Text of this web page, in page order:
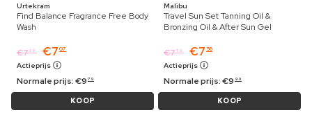
Urtekram
Find Balance Fragrance Free Body
Wash
€729 €7 07
Actieprijs
Normale prijs:€9 79
KOOP
Malibu
Travel Sun Set Tanning Oil &
Bronzing Oil & After Sun Gel
€779 €7 56
Actieprijs
Normale prijs:€9 99
KOOP